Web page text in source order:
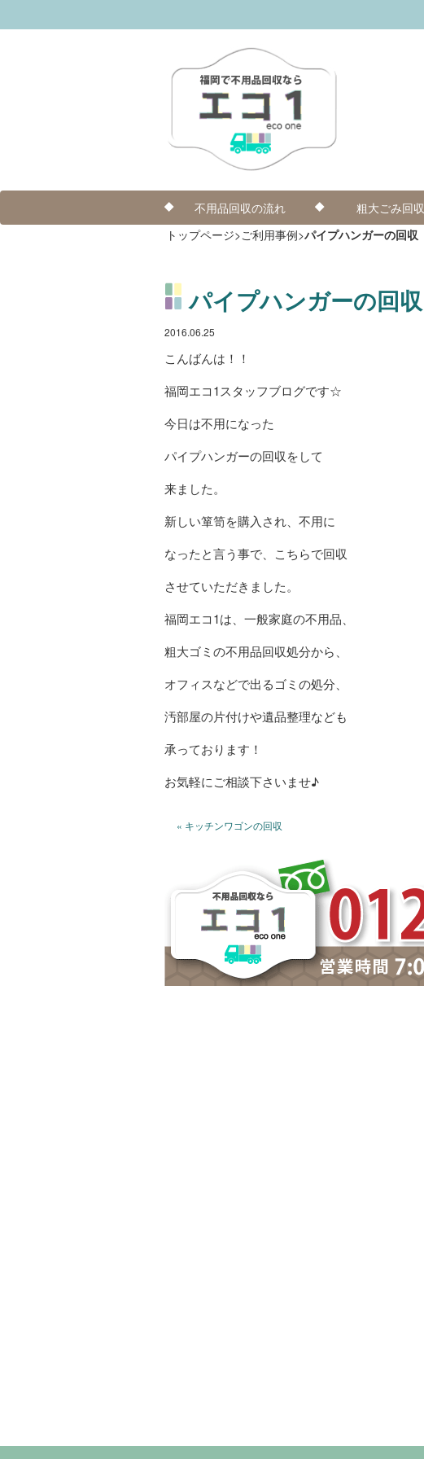
不用品回収の流れ 粗大ごみ回収
トップページ>ご利用事例>パイプハンガーの回収
パイプハンガーの回収
2016.06.25
こんばんは！！
福岡エコ1スタッフブログです☆
今日は不用になった
パイプハンガーの回収をして
来ました。
新しい箪笥を購入され、不用に
なったと言う事で、こちらで回収
させていただきました。
福岡エコ1は、一般家庭の不用品、
粗大ゴミの不用品回収処分から、
オフィスなどで出るゴミの処分、
汚部屋の片付けや遺品整理なども
承っております！
お気軽にご相談下さいませ♪
« キッチンワゴンの回収